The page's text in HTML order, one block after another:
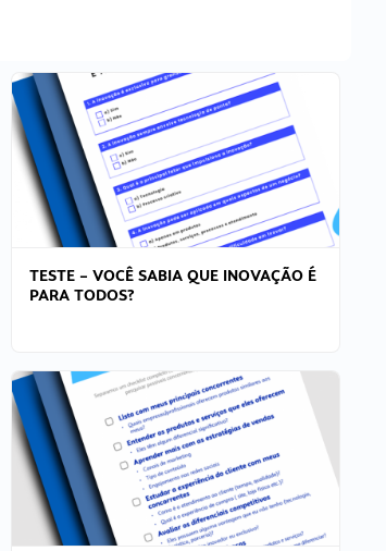
TESTE – VOCÊ SABIA QUE INOVAÇÃO É
PARA TODOS?